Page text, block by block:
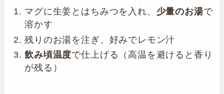
マグに生姜とはちみつを入れ、 少量のお湯で
溶かす
残りのお湯を注ぎ、好みでレモン汁
飲み頃温度で仕上げる（高温を避けると香り
が残る）